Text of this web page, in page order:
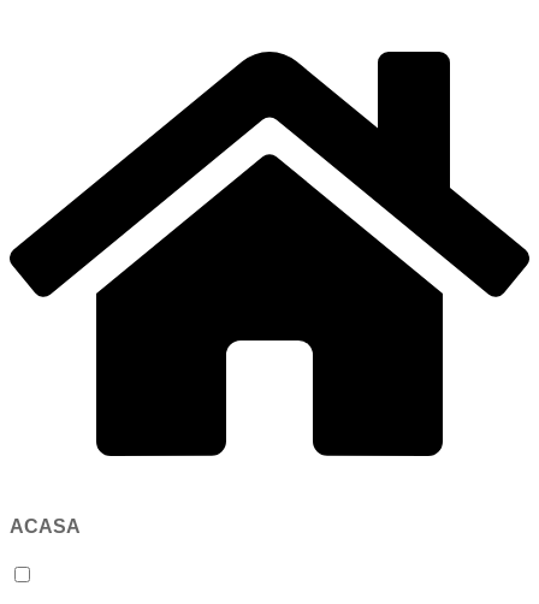
ACASA